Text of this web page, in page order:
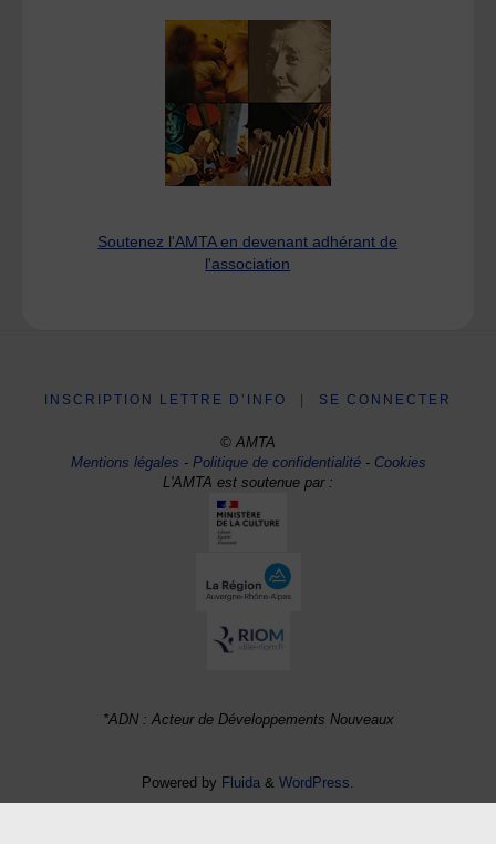
Soutenez l'AMTA en devenant adhérant de
l'association
INSCRIPTION LETTRE D’INFO SE CONNECTER
© AMTA
Mentions légales -Politique de confidentialité- Cookies
L'AMTA est soutenue par :
*ADN : Acteur de Développements Nouveaux
Powered by Fluida & WordPress.